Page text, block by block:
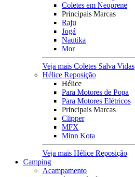
Coletes em Neoprene
Principais Marcas
Raju
Jogá
Nautika
Mor
Veja mais Coletes Salva Vidas
Hélice Reposição
Hélice
Para Motores de Popa
Para Motores Elétricos
Principais Marcas
Clipper
MFX
Minn Kota
Veja mais Hélice Reposição
Camping
Acampamento